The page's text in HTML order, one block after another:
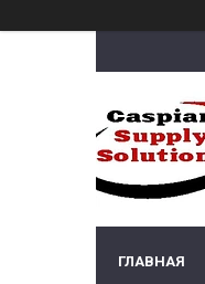
ГЛАВНАЯ